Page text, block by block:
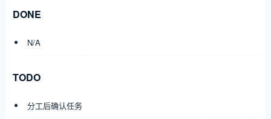
DONE
N/A
TODO
分工后确认任务